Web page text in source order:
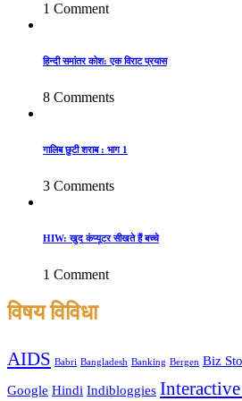
1 Comment
हिन्दी समांतर कोश: एक विराट प्रयास
8 Comments
गालिब छुटी शराब : भाग 1
3 Comments
HIW: खुद कंप्यूटर सीखते हैं बच्चे
1 Comment
विषय विविधा
AIDS Babri Bangladesh Banking Bergen Biz
Google Hindi Indibloggies